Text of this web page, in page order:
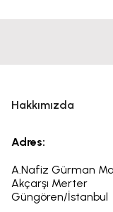
Hakkımızda
Adres:
A.Nafiz Gürman
Akçarşı Merter
Güngören/İstanbul